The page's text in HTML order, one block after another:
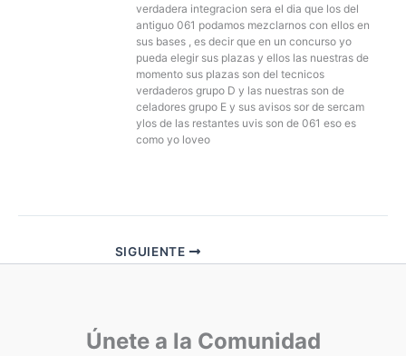
verdadera integracion sera el dia que los del
antiguo 061 podamos mezclarnos con ellos en
sus bases , es decir que en un concurso yo
pueda elegir sus plazas y ellos las nuestras de
momento sus plazas son del tecnicos
verdaderos grupo D y las nuestras son de
celadores grupo E y sus avisos sor de sercam
ylos de las restantes uvis son de 061 eso es
como yo loveo
SIGUIENTE
Únete a la Comunidad